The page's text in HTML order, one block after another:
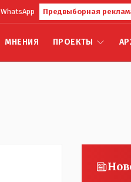
WhatsApp Предвыборная
МНЕНИЯ ПРОЕКТЫ